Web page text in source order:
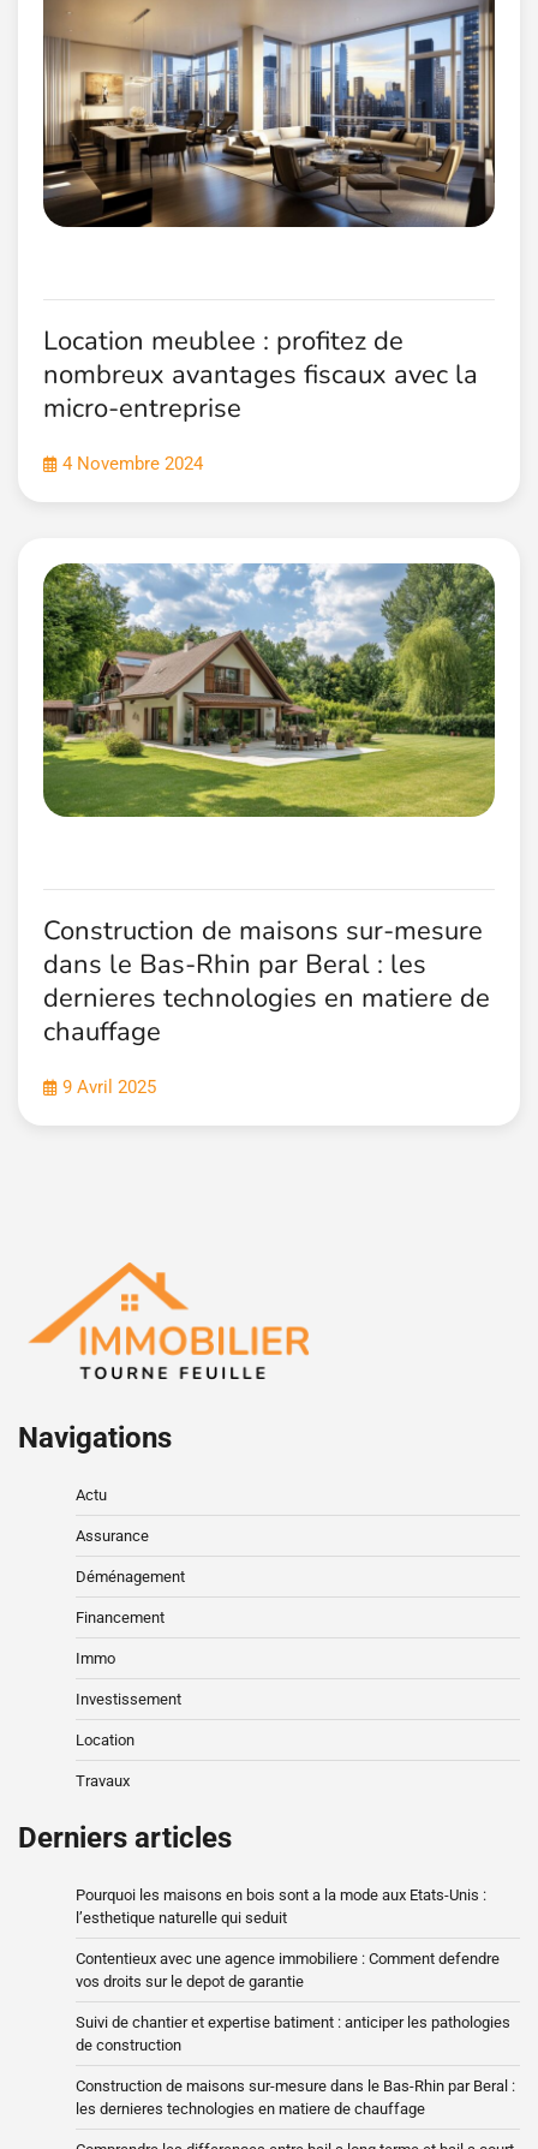
Location meublee : profitez de
nombreux avantages fiscaux avec la
micro-entreprise
4 Novembre 2024
Construction de maisons sur-mesure
dans le Bas-Rhin par Beral : les
dernieres technologies en matiere de
chauffage
9 Avril 2025
Navigations
Actu
Assurance
Déménagement
Financement
Immo
Investissement
Location
Travaux
Derniers articles
Pourquoi les maisons en bois sont a la mode aux Etats-Unis :
l’esthetique naturelle qui seduit
Contentieux avec une agence immobiliere : Comment defendre
vos droits sur le depot de garantie
Suivi de chantier et expertise batiment : anticiper les pathologies
de construction
Construction de maisons sur-mesure dans le Bas-Rhin par Beral :
les dernieres technologies en matiere de chauffage